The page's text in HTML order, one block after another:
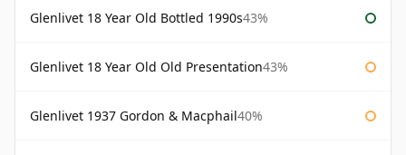
Glenlivet 18 Year Old Bottled 1990s43%
Glenlivet 18 Year Old Old Presentation43%
Glenlivet 1937 Gordon & Macphail40%